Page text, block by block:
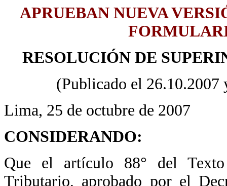
APRUEBAN NUEVA
RESOLUCIÓN DE
(Publicado el
Lima, 25 de octubre de 2007
CONSIDERANDO:
Que el artículo 88° del
Tributario, aprobado por el